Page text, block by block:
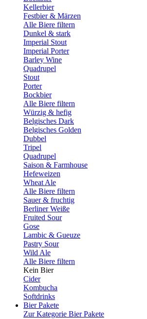
Kellerbier
Festbier & Märzen
Alle Biere filtern
Dunkel & stark
Imperial Stout
Imperial Porter
Barley Wine
Quadrupel
Stout
Porter
Bockbier
Alle Biere filtern
Würzig & hefig
Belgisches Dark
Belgisches Golden
Dubbel
Tripel
Quadrupel
Saison & Farmhouse
Hefeweizen
Wheat Ale
Alle Biere filtern
Sauer & fruchtig
Berliner Weiße
Fruited Sour
Gose
Lambic & Gueuze
Pastry Sour
Wild Ale
Alle Biere filtern
Kein Bier
Cider
Kombucha
Softdrinks
Bier Pakete
Zur Kategorie Bier Pakete